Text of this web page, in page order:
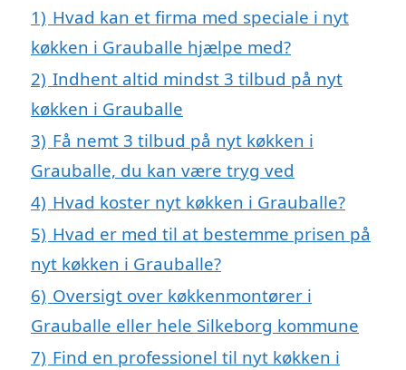
1) Hvad kan et firma med speciale i nyt
køkken i Grauballe hjælpe med?
2) Indhent altid mindst 3 tilbud på nyt
køkken i Grauballe
3) Få nemt 3 tilbud på nyt køkken i
Grauballe, du kan være tryg ved
4) Hvad koster nyt køkken i Grauballe?
5) Hvad er med til at bestemme prisen på
nyt køkken i Grauballe?
6) Oversigt over køkkenmontører i
Grauballe eller hele Silkeborg kommune
7) Find en professionel til nyt køkken i